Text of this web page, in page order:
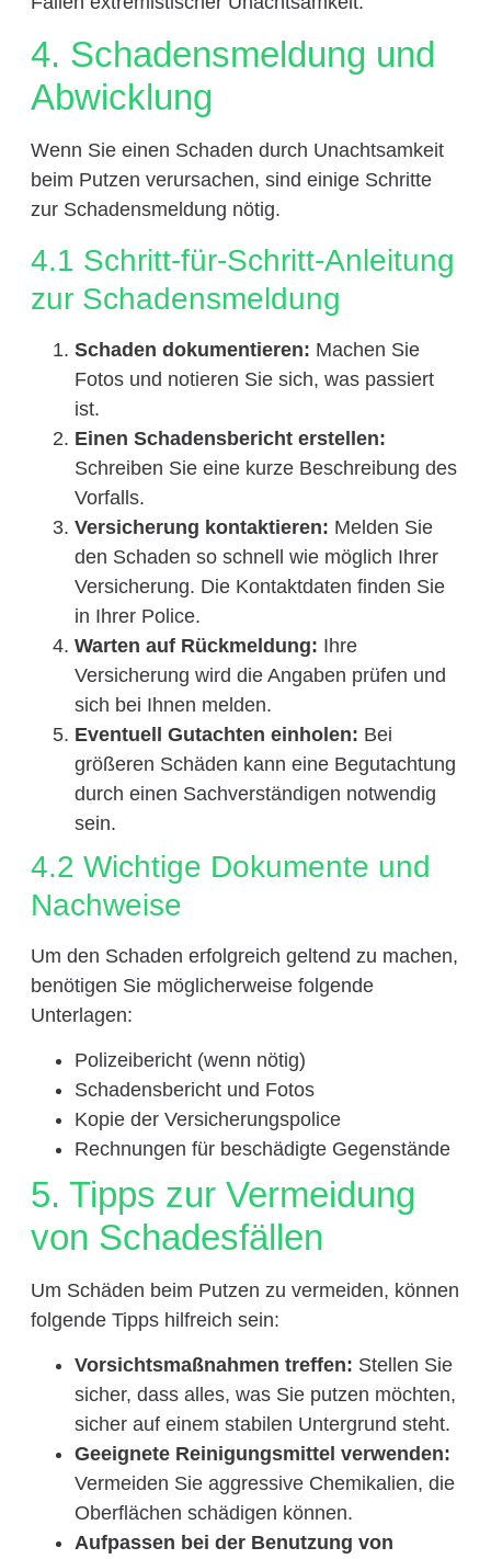
4. Schadensmeldung und
Abwicklung
Wenn Sie einen Schaden durch Unachtsamkeit
beim Putzen verursachen, sind einige Schritte
zur Schadensmeldung nötig.
4.1 Schritt-für-Schritt-Anleitung
zur Schadensmeldung
Schaden dokumentieren: Machen Sie
Fotos und notieren Sie sich, was passiert
ist.
Einen Schadensbericht erstellen:
Schreiben Sie eine kurze Beschreibung des
Vorfalls.
Versicherung kontaktieren: Melden Sie
den Schaden so schnell wie möglich Ihrer
Versicherung. Die Kontaktdaten finden Sie
in Ihrer Police.
Warten auf Rückmeldung: Ihre
Versicherung wird die Angaben prüfen und
sich bei Ihnen melden.
Eventuell Gutachten einholen: Bei
größeren Schäden kann eine Begutachtung
durch einen Sachverständigen notwendig
sein.
4.2 Wichtige Dokumente und
Nachweise
Um den Schaden erfolgreich geltend zu machen,
benötigen Sie möglicherweise folgende
Unterlagen:
Polizeibericht (wenn nötig)
Schadensbericht und Fotos
Kopie der Versicherungspolice
Rechnungen für beschädigte Gegenstände
5. Tipps zur Vermeidung
von Schadesfällen
Um Schäden beim Putzen zu vermeiden, können
folgende Tipps hilfreich sein:
Vorsichtsmaßnahmen treffen: Stellen Sie
sicher, dass alles, was Sie putzen möchten,
sicher auf einem stabilen Untergrund steht.
Geeignete Reinigungsmittel verwenden:
Vermeiden Sie aggressive Chemikalien, die
Oberflächen schädigen können.
Aufpassen bei der Benutzung von